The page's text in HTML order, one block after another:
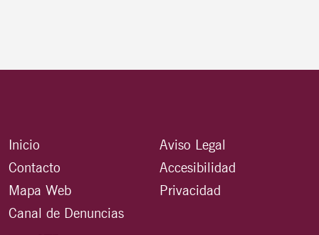
Inicio
Contacto
Mapa Web
Canal de Denuncias
Aviso Legal
Accesibilidad
Privacidad